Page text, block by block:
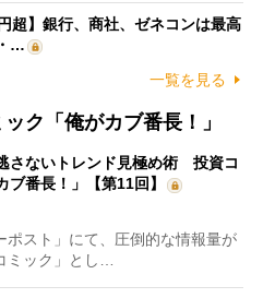
超】銀行、商社、ゼネコンは最高
…
一覧を見る
ク「俺がカブ番長！」
さないトレンド見極め術 投資コ
ブ番長！」【第11回】
スト」にて、圧倒的な情報量が
ミック」とし…